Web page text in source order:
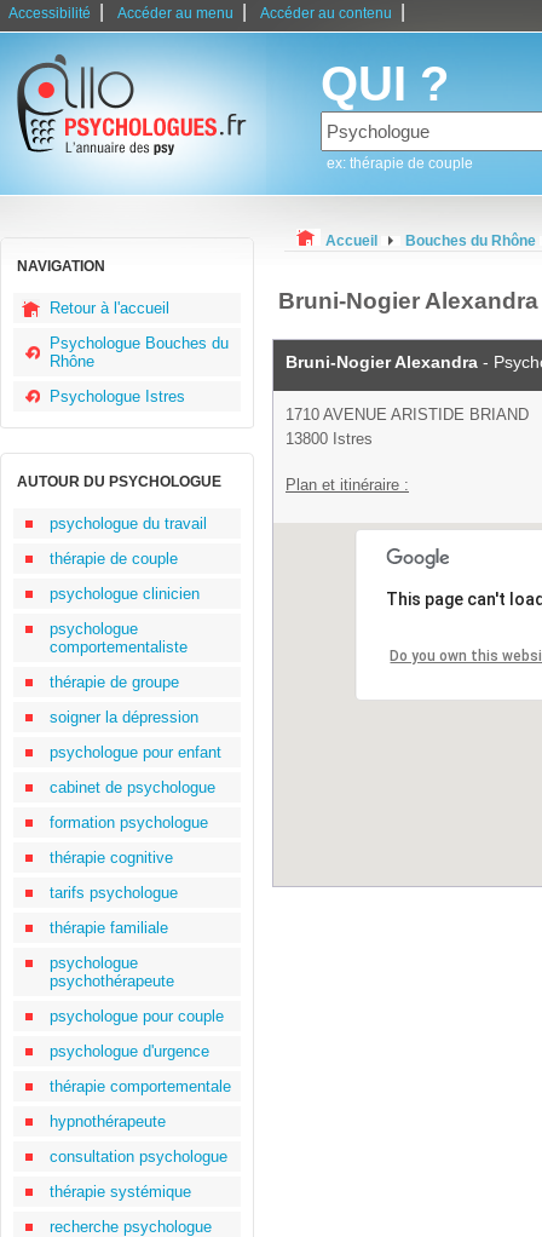
Accessibilité Accéder au menu Accéder au contenu
QUI ?
ex: thérapie de couple
NAVIGATION
Retour à l'accueil
Psychologue Bouches du
Rhône
Psychologue Istres
AUTOUR DU PSYCHOLOGUE
psychologue du travail
thérapie de couple
psychologue clinicien
psychologue
comportementaliste
thérapie de groupe
soigner la dépression
psychologue pour enfant
cabinet de psychologue
formation psychologue
thérapie cognitive
tarifs psychologue
thérapie familiale
psychologue
psychothérapeute
psychologue pour couple
psychologue d'urgence
thérapie comportementale
hypnothérapeute
consultation psychologue
thérapie systémique
recherche psychologue
Accueil Bouches du Rhône
Bruni-Nogier
Bruni-Nogier Alexandra -
1710 AVENUE ARISTIDE BRIAND
13800 Istres
Plan et itinéraire :
This page can't
Do you own this